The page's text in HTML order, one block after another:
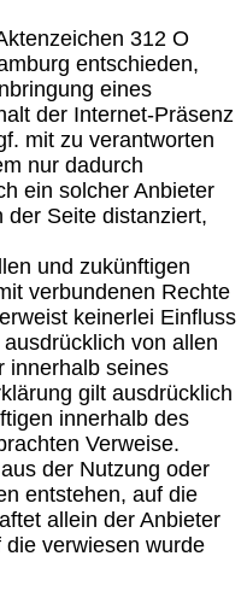
312 O
entschieden,
eines
der Internet-Präsenz
mit zu verantworten
nur dadurch
ein solcher Anbieter
der Seite distanziert,
und zukünftigen
verbundenen Rechte
keinerlei Einfluss
von allen
innerhalb seines
gilt ausdrücklich
innerhalb des
Verweise.
der Nutzung oder
entstehen, auf die
allein der Anbieter
verwiesen wurde